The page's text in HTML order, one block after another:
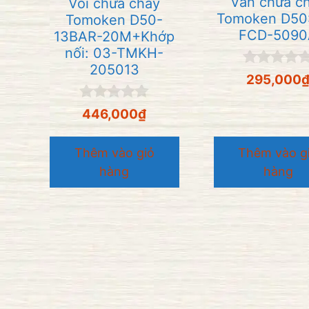
Vòi chữa cháy
Tomoken D50-
13BAR-20M+Khớp
nối: 03-TMKH-
205013
0
g
o
à
5
446,000₫
Thêm vào giỏ
hàng
Tomoken
FCD-
0
n
i
5
295,000₫
Thêm vào
hàng